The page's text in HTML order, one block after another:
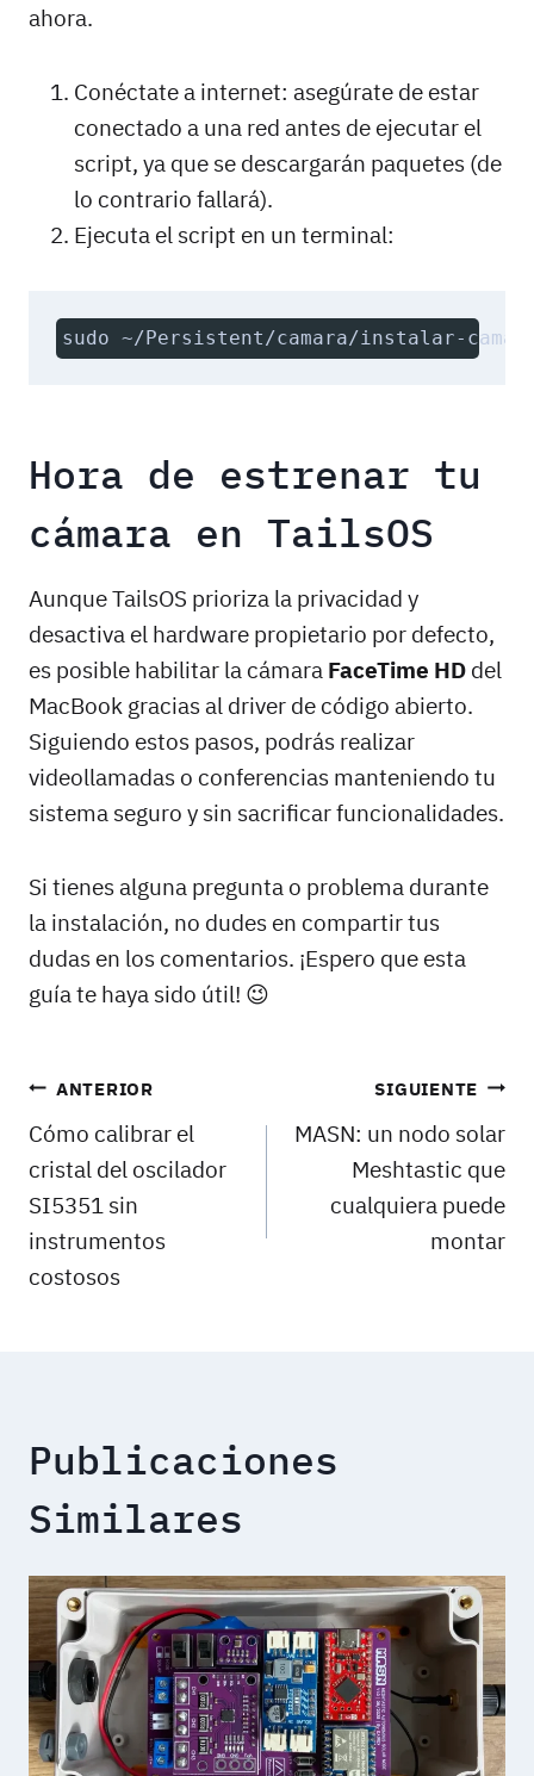
ahora.
Conéctate a internet: asegúrate de estar
conectado a una red antes de ejecutar el
script, ya que se descargarán paquetes (de
lo contrario fallará).
Ejecuta el script en un terminal:
sudo ~/Persistent/camara/instalar-
Hora de estrenar tu
cámara en TailsOS
Aunque TailsOS prioriza la privacidad y
desactiva el hardware propietario por defecto,
es posible habilitar la cámara FaceTime HD del
MacBook gracias al driver de código abierto.
Siguiendo estos pasos, podrás realizar
videollamadas o conferencias manteniendo tu
sistema seguro y sin sacrificar funcionalidades.
Si tienes alguna pregunta o problema durante
la instalación, no dudes en compartir tus
dudas en los comentarios. ¡Espero que esta
guía te haya sido útil! 😉
Navegación
de
entradas
ANTERIOR
Cómo calibrar el
cristal del oscilador
SI5351 sin
instrumentos
costosos
SIGUIENTE
MASN: un nodo solar
Meshtastic que
cualquiera puede
montar
Publicaciones
Similares